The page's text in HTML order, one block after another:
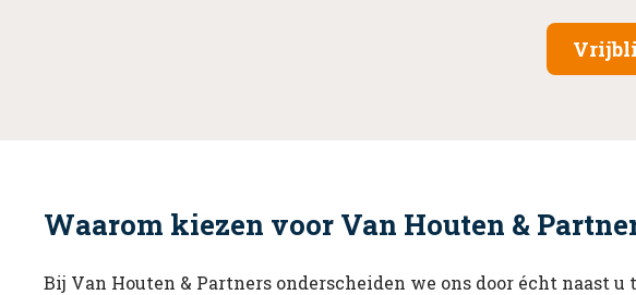
Waarom kiezen voor Van Houten &
Bij Van Houten & Partners onderscheiden we ons door écht naast u